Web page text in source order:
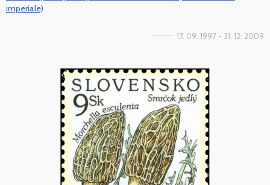
imperiale)
17. 09. 1997 - 31. 12. 2009